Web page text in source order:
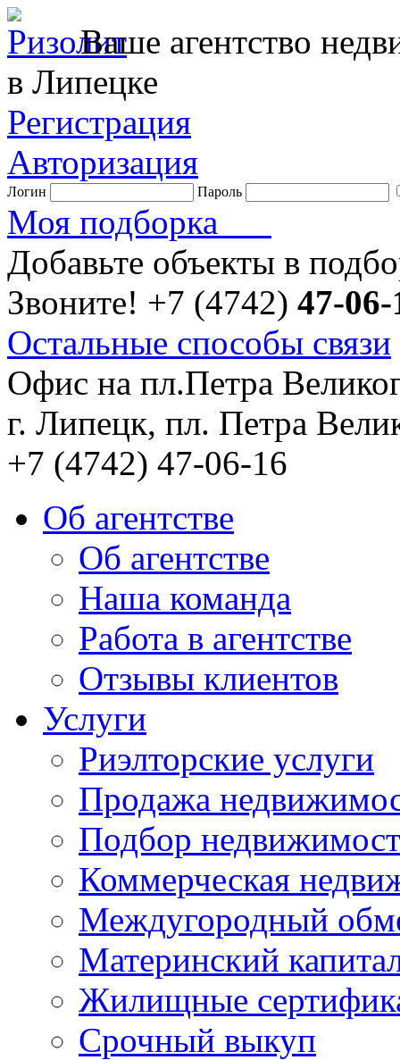
Ваше агентство
в Липецке
Регистрация
Авторизация
Логин Пароль
Моя подборка
Добавьте объекты в
Звоните! +7 (4742) 47-06-
Остальные способы связи
Офис на пл.Петра
г. Липецк, пл. Петра
+7 (4742) 47-06-16
Об агентстве
Об агентстве
Наша команда
Работа в агентстве
Отзывы клиентов
Услуги
Риэлторские услуги
Продажа
Подбор
Коммерческая
Междугородный
Материнский
Жилищные
Срочный выкуп